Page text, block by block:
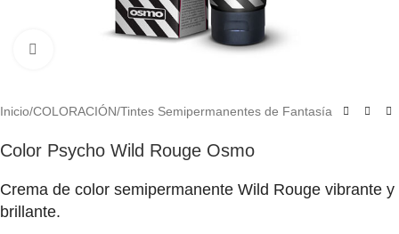
Inicio/COLORACIÓN/Tintes Semipermanentes de Fantasía
Color Psycho Wild Rouge Osmo
Crema de color semipermanente Wild Rouge vibrante y
brillante.